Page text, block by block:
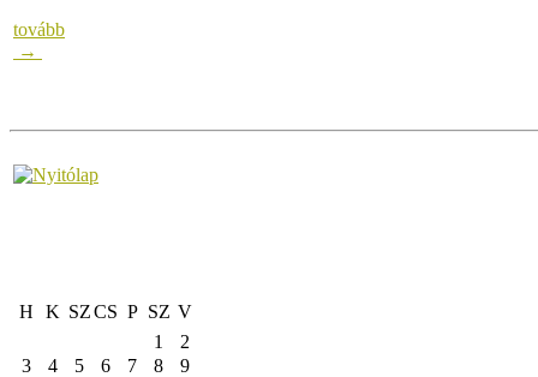
tovább
→
H K SZCS P SZ V
1
2
3
4 5 6 7 8
9